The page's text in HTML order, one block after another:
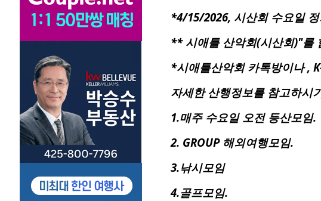
*4/15/2026, 시산회 수요일
** 시애틀산악회(시산회)"를
*시애틀산악회 카톡방이나 ,
자세한 산행정보를 참고하시
1.매주 수요일 오전 등산모임.
2. GROUP 해외여행모임.
3.낚시모임
4.골프모임.